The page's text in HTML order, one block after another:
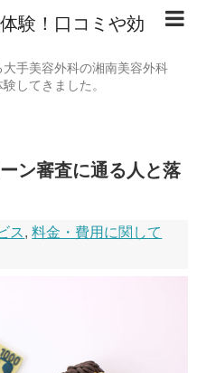
験！口コミや効
手美容外科の湘南美容外科
してきました。
ン審査に通る人と落
ス,料金・費用に関して